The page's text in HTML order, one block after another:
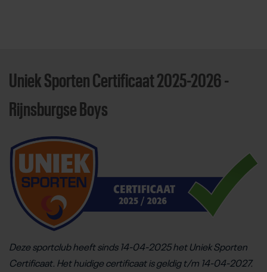
Uniek Sporten Certificaat 2025-2026 -
Rijnsburgse Boys
Deze sportclub heeft sinds 14-04-2025 het Uniek Sporten
Certificaat. Het huidige certificaat is geldig t/m 14-04-2027.